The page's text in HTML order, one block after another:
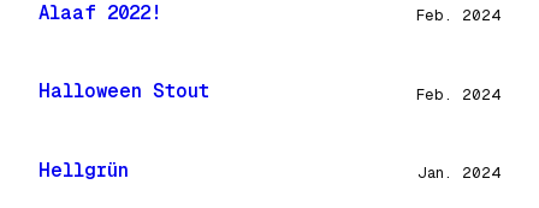
Alaaf 2022! Feb. 2024
Halloween Stout Feb. 2024
Hellgrün Jan. 2024